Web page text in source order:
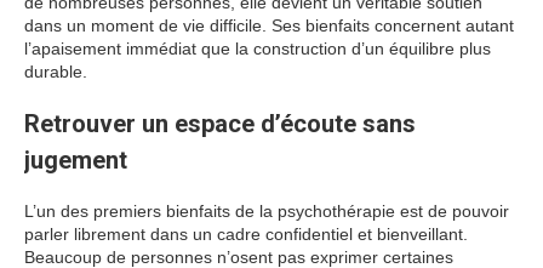
dans un moment de vie difficile. Ses bienfaits concernent autant
l’apaisement immédiat que la construction d’un équilibre plus
durable.
Retrouver un espace d’écoute sans
jugement
L’un des premiers bienfaits de la psychothérapie est de pouvoir
parler librement dans un cadre confidentiel et bienveillant.
Beaucoup de personnes n’osent pas exprimer certaines